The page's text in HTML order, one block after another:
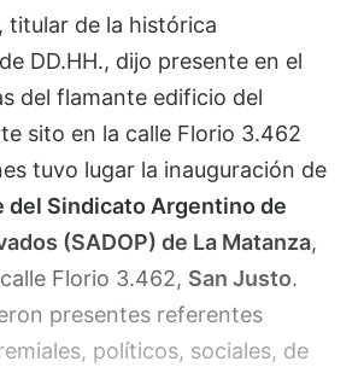
titular de la histórica
DD.HH., dijo presente en el
del flamante edificio del
sito en la calle Florio 3.462
tuvo lugar la inauguración de
del Sindicato Argentino de
(SADOP) de La Matanza,
Florio 3.462, San Justo.
presentes referentes
políticos, sociales, de